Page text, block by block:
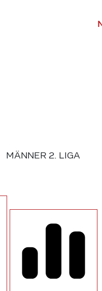
MÄNNER 2. LIGA